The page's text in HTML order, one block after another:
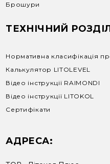
Брошури
ТЕХНІЧНИЙ
Нормативна класифікація
Калькулятор LITOLEVEL
Відео інструкції RAIMONDI
Відео інструкції LITOKOL
Сертифікати
АДРЕСА: